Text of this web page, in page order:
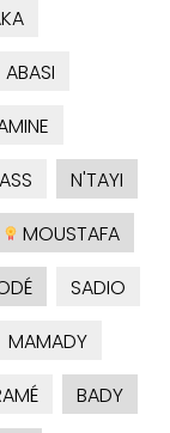
ABASI
N'TAYI
MOUSTAFA
SADIO
MAMADY
BADY